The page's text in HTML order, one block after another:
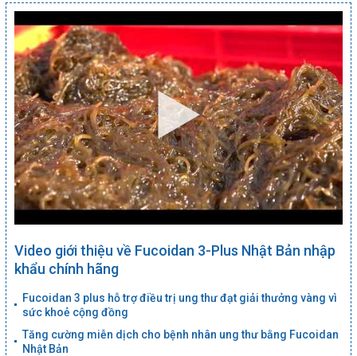
Video giới thiệu về Fucoidan 3-Plus Nhật Bản nhập
khẩu chính hãng
Fucoidan 3 plus hỗ trợ điều trị ung thư đạt giải thưởng vàng vì
sức khoẻ cộng đồng
Tăng cường miễn dịch cho bệnh nhân ung thư bằng Fucoidan
Nhật Bản